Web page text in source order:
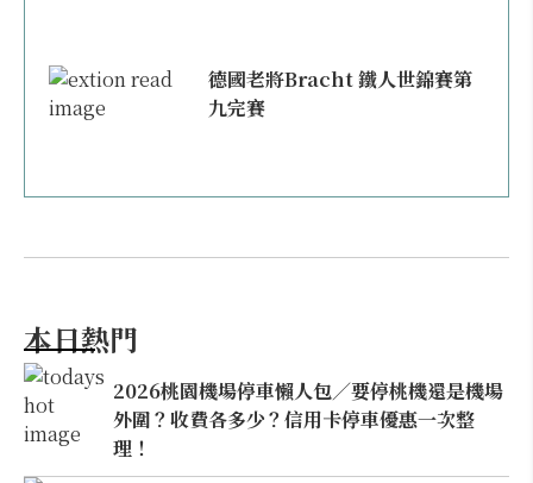
德國老將Bracht 鐵人世錦賽第
九完賽
本日熱門
2026桃園機場停車懶人包／要停桃機還是機場
外圍？收費各多少？信用卡停車優惠一次整
理！